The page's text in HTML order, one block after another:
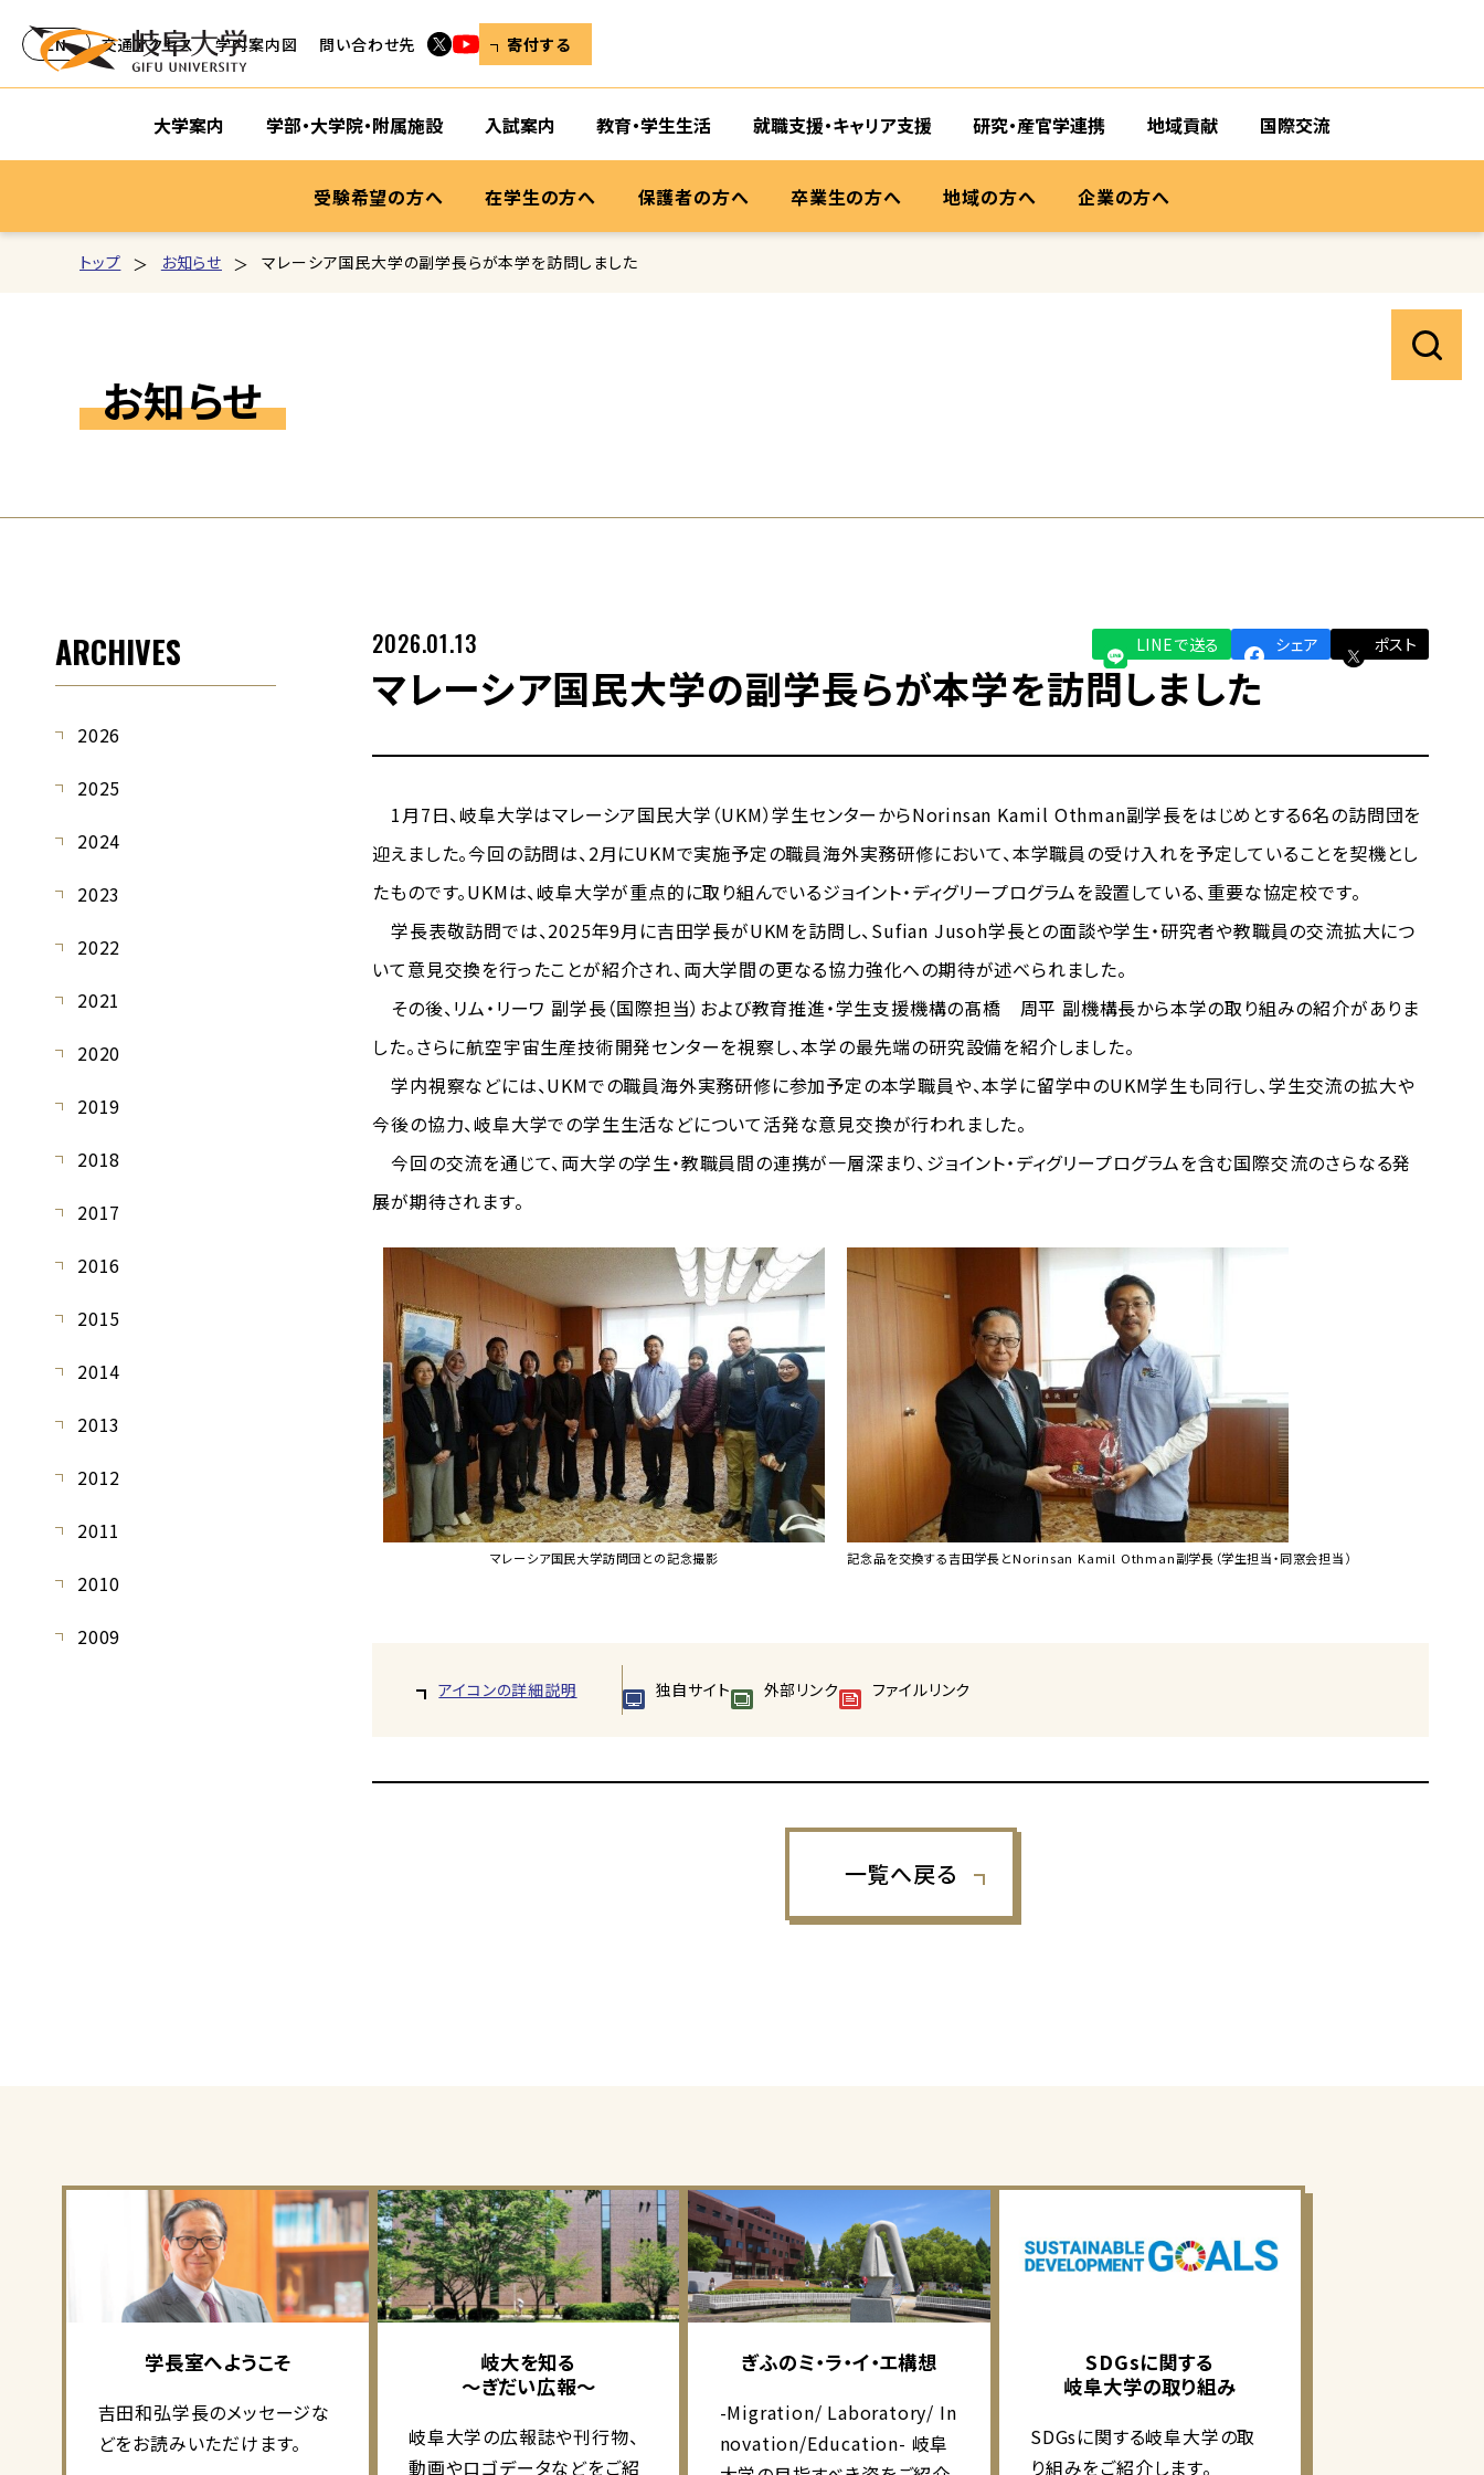
大学案内 学部・大学院・附属施設 入試案内 教育・学生生活 就職支援・キャリア支援 研究・産官学連携 地域貢献 国際交流
受験希望の方へ 在学生の方へ 保護者の方へ 卒業生の方へ 地域の方へ 企業の方へ
EN 交通アクセス 学内案内図 問い合わせ先 寄付する
トップ お知らせ マレーシア国民大学の副学長らが本学を訪問しました
お知らせ
マレーシア国民大学の副学長らが本学を訪問しました
2026.01.13 LINEで送る シェア ポスト
1月7日、岐阜大学はマレーシア国民大学（UKM）学生センターからNorinsan Kamil Othman副学長をはじめとする6名の訪問団を
迎えました。今回の訪問は、2月にUKMで実施予定の職員海外実務研修において、本学職員の受け入れを予定していることを契機とし
たものです。UKMは、岐阜大学が重点的に取り組んでいるジョイント・ディグリープログラムを設置している、重要な協定校です。
学長表敬訪問では、2025年9月に吉田学長がUKMを訪問し、Sufian Jusoh学長との面談や学生・研究者や教職員の交流拡大につ
いて意見交換を行ったことが紹介され、両大学間の更なる協力強化への期待が述べられました。
その後、リム・リーワ 副学長（国際担当）および教育推進・学生支援機構の髙橋 周平 副機構長から本学の取り組みの紹介がありま
した。さらに航空宇宙生産技術開発センターを視察し、本学の最先端の研究設備を紹介しました。
学内視察などには、UKMでの職員海外実務研修に参加予定の本学職員や、本学に留学中のUKM学生も同行し、学生交流の拡大や
今後の協力、岐阜大学での学生生活などについて活発な意見交換が行われました。
今回の交流を通じて、両大学の学生・教職員間の連携が一層深まり、ジョイント・ディグリープログラムを含む国際交流のさらなる発
展が期待されます。
マレーシア国民大学訪問団との記念撮影 記念品を交換する吉田学長とNorinsan Kamil Othman副学長（学生担当・同窓会担当）
アイコンの詳細説明 独自サイト 外部リンク ファイルリンク
一覧へ戻る
ARCHIVES
2026
2025
2024
2023
2022
2021
2020
2019
2018
2017
2016
2015
2014
2013
2012
2011
2010
2009
学長室へようこそ
吉田和弘学長のメッセージな
どをお読みいただけます。
岐大を知る
～ぎだい広報～
岐阜大学の広報誌や刊行物、
動画やロゴデータなどをご紹
ぎふのミ・ラ・イ・エ構想
-Migration/ Laboratory/ In
novation/Education- 岐阜
SDGsに関する
岐阜大学の取り組み
SDGsに関する岐阜大学の取
り組みをご紹介します。